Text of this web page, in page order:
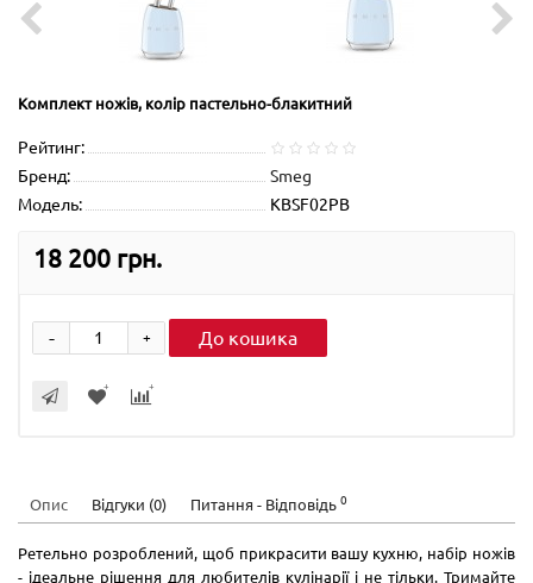
Комплект ножів, колір пастельно-блакитний
Рейтинг:
Бренд:
Smeg
Модель:
KBSF02PB
18 200 грн.
+
- До кошика
Опис Відгуки (0) Питання - Відповідь 0
Ретельно розроблений, щоб прикрасити вашу кухню, набір ножів
- ідеальне рішення для любителів кулінарії і не тільки. Тримайте